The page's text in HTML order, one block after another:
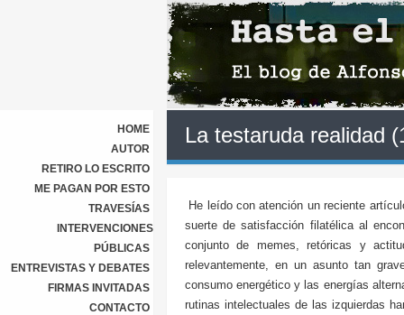
HOME
AUTOR
RETIRO LO ESCRITO
ME PAGAN POR ESTO
TRAVESÍAS
INTERVENCIONES
PÚBLICAS
ENTREVISTAS Y DEBATES
FIRMAS INVITADAS
CONTACTO
La testaruda realidad
He leído con atención un reciente
suerte de satisfacción filatélica al
conjunto de memes, retóricas y
relevantemente, en un asunto tan
consumo energético y las energías
rutinas intelectuales de las izquierdas